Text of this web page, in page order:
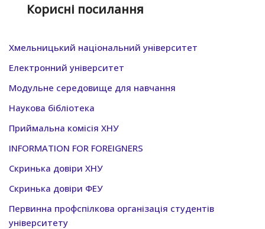
Корисні посилання
Хмельницький нацiональний унiверситет
Електронний університет
Модульне середовище для навчання
Наукова бібліотека
Приймальна комісія ХНУ
INFORMATION FOR FOREIGNERS
Скринька довіри ХНУ
Скринька довіри ФЕУ
Первинна профспілкова організація студентів
університету